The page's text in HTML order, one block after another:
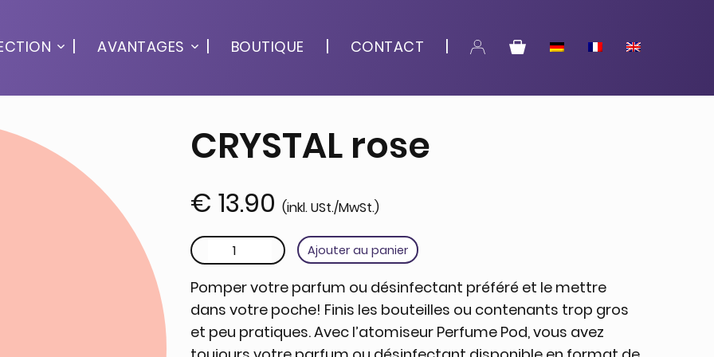
AVANTAGES BOUTIQUE CONTACT
CRYSTAL rose
€ 13.90 (inkl. USt./MwSt.)
quantité de CRYSTAL roseAjouter au panier
Pomper votre parfum ou désinfectant préféré et le mettre
dans votre poche! Finis les bouteilles ou contenants trop gros
et peu pratiques. Avec l’atomiseur Perfume Pod, vous avez